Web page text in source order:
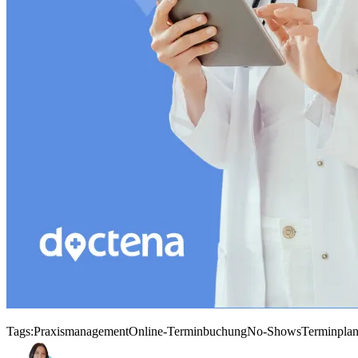
Tags:PraxismanagementOnline-TerminbuchungNo-Shows